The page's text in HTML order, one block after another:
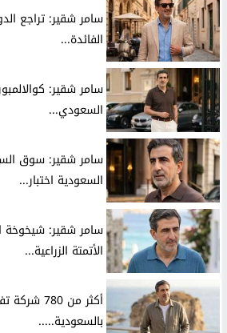
سامر شقير: تراجع
الفائدة...
سامر شقير:
السعودي...
سامر شقير: سوق
السعودية اختبار...
سامر شقير: شيخوخة
الأتمتة الزراعية...
أكثر من
بالسعودية.....